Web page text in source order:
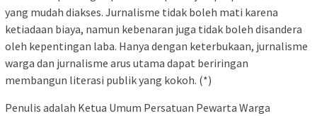
yang mudah diakses. Jurnalisme tidak boleh mati karena
ketiadaan biaya, namun kebenaran juga tidak boleh disandera
oleh kepentingan laba. Hanya dengan keterbukaan, jurnalisme
warga dan jurnalisme arus utama dapat beriringan
membangun literasi publik yang kokoh. (*)
Penulis adalah Ketua Umum Persatuan Pewarta Warga